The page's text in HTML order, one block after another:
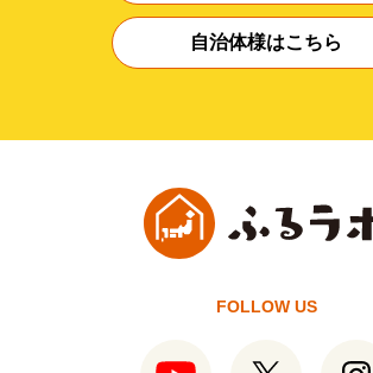
自治体様はこちら
FOLLOW US